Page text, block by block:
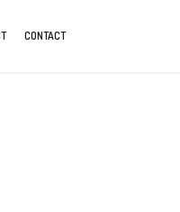
CONTACT